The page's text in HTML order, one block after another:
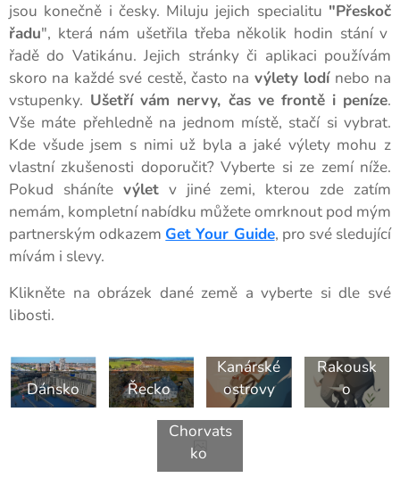
jsou konečně i česky. Miluju jejich specialitu "Přeskoč
řadu", která nám ušetřila třeba několik hodin stání v
řadě do Vatikánu. Jejich stránky či aplikaci používám
skoro na každé své cestě, často na výlety lodínebo na
vstupenky. Ušetří vám nervy, čas ve frontě i peníze.
Vše máte přehledně na jednom místě, stačí si vybrat.
Kde všude jsem s nimi už byla a jaké výlety mohu z
vlastní zkušenosti doporučit? Vyberte si ze zemí níže.
Pokud sháníte výletv jiné zemi, kterou zde zatím
nemám, kompletní nabídku můžete omrknout pod mým
partnerským odkazem Get Your Guide, pro své sledující
mívám i slevy.
Klikněte na obrázek dané země a vyberte si dle své
libosti.
Dánsko Řecko
Kanárské
ostrovy
Rakousk
o
Chorvats
ko